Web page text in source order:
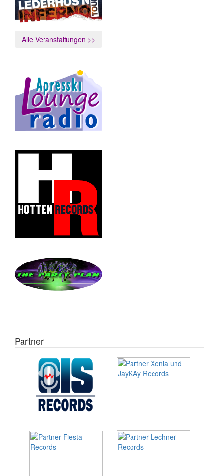
Alle Veranstaltungen >>
Partner